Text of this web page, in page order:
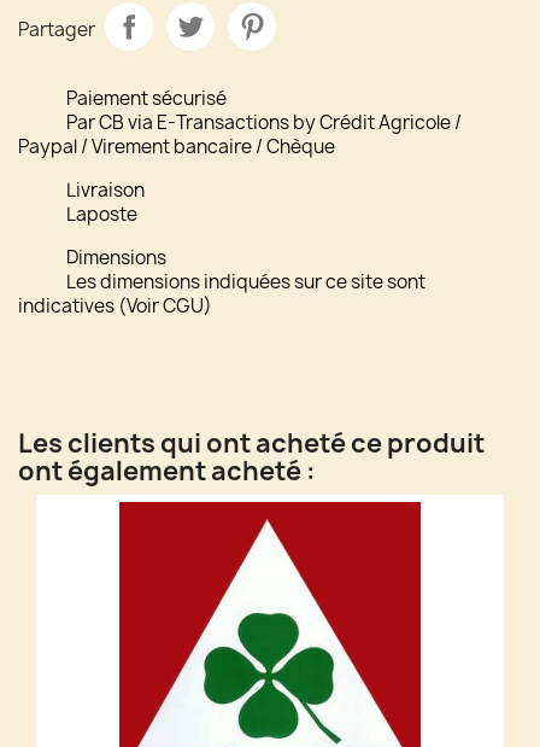
Partager
Paiement sécurisé
Par CB via E-Transactions by Crédit Agricole /
Paypal / Virement bancaire / Chèque
Livraison
Laposte
Dimensions
Les dimensions indiquées sur ce site sont
indicatives (Voir CGU)
Les clients qui ont acheté ce produit
ont également acheté :